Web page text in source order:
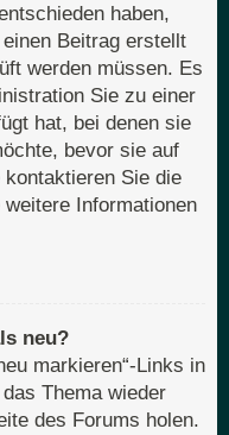
haben,
Beitrag erstellt
werden müssen. Es
Sie zu einer
hat, bei denen sie
bevor sie auf
Sie die
Informationen
neu?
markieren“-Links in
Thema wieder
des Forums holen.